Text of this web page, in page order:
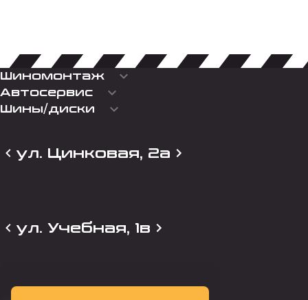
Шиномонтаж keyboard_arrow_down
Автосервис keyboard_arrow_down
Шины/диски keyboard_arrow_down
ул. Цинковая, 2а
ул. Учебная, 1в